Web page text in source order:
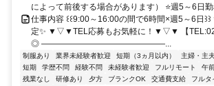
によって前後する場合があります） ⭐週5～6日
仕事内容 ꒰꒰9:00～16:00の間で6時間×週5～6日
定✨ ▼▽▼TEL応募もお気軽に！▼▽▼ 【
◎ ―――――――――――――――...
制服あり 業界未経験者歓迎 短期（3ヵ月以内） 主婦・主
短期
学歴不問 経験不問 未経験者歓迎 フルリモート 午
残業なし
研修あり 夕方 ブランクOK 交通費支給 フルタ